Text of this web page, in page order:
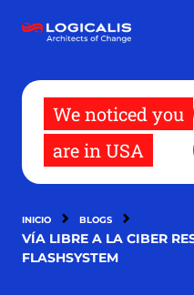
contenido
We noticed you
are in USA
INICIO BLOGS
VÍA LIBRE A LA CIBER
FLASHSYSTEM